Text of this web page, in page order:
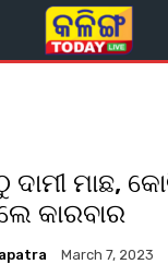
ମାଛ,
କାରବାର
March 7, 2023